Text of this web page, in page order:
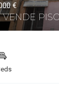
€
VENDE